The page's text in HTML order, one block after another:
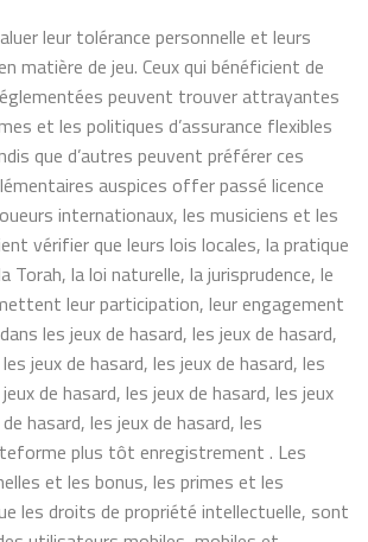
leur tolérance personnelle et leurs
matière de jeu. Ceux qui bénéficient de
peuvent trouver attrayantes
et les politiques d’assurance flexibles
que d’autres peuvent préférer ces
auspices offer passé licence
internationaux, les musiciens et les
vérifier que leurs lois locales, la pratique
Torah, la loi naturelle, la jurisprudence, le
leur participation, leur engagement
les jeux de hasard, les jeux de hasard,
jeux de hasard, les jeux de hasard, les
de hasard, les jeux de hasard, les jeux
hasard, les jeux de hasard, les
plus tôt enregistrement . Les
et les bonus, les primes et les
les droits de propriété intellectuelle, sont